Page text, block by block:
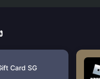
Card SG